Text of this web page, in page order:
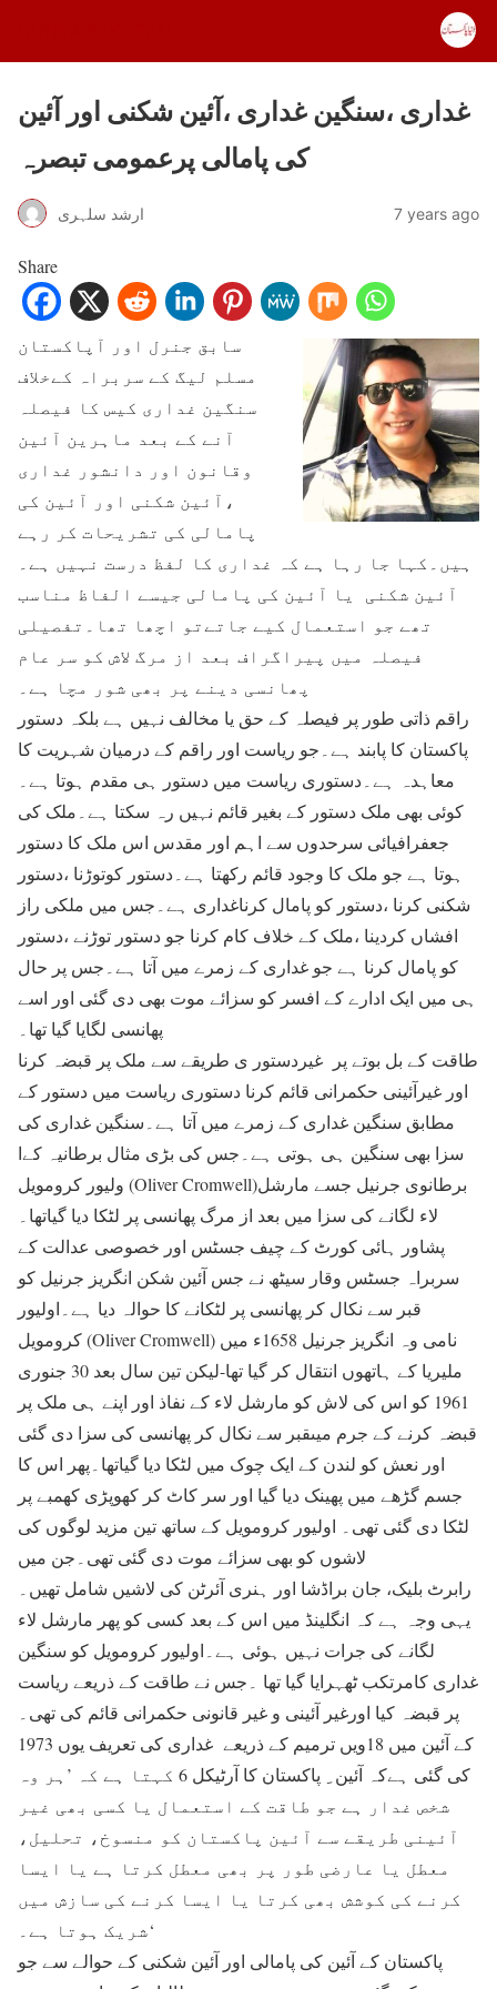
غداری ،سنگین غداری ،آئین شکنی اور آئین
کی پامالی پرعمومی تبصرہ
ارشد سلہری 7 years ago
Share
سابق جنرل اور آپاکستان
مسلم لیگ کے سربراہ کےخلاف
سنگین غداری کیس کا فیصلہ
آنے کے بعد ماہرین آئین
وقانون اور دانشور غداری
،آئین شکنی اور آئین کی
پامالی کی تشریحات کر رہے
ہیں۔کہا جا رہا ہے کہ غداری کا لفظ درست نہیں ہے۔
آئین شکنی یا آئین کی پامالی جیسے الفاظ مناسب
تھے جو استعمال کیے جاتےتو اچھا تھا۔تفصیلی
فیصلہ میں پیراگراف بعد از مرگ لاش کو سر عام
پھانسی دینے پر بھی شور مچا ہے۔
راقم ذاتی طور پر فیصلہ کے حق یا مخالف نہیں ہے بلکہ دستور
پاکستان کا پابند ہے۔جو ریاست اور راقم کے درمیان شہریت کا
معاہدہ ہے۔دستوری ریاست میں دستور ہی مقدم ہوتا ہے۔
کوئی بھی ملک دستور کے بغیر قائم نہیں رہ سکتا ہے۔ملک کی
جعفرافیائی سرحدوں سے اہم اور مقدس اس ملک کا دستور
ہوتا ہے جو ملک کا وجود قائم رکھتا ہے۔دستور کوتوڑنا ،دستور
شکنی کرنا ،دستور کو پامال کرناغداری ہے۔جس میں ملکی راز
افشاں کردینا ،ملک کے خلاف کام کرنا جو دستور توڑنے ،دستور
کو پامال کرنا ہے جو غداری کے زمرے میں آتا ہے۔جس پر حال
ہی میں ایک ادارے کے افسر کو سزائے موت بھی دی گئی اور اسے
پھانسی لگایا گیا تھا۔
طاقت کے بل بوتے پر غیردستور ی طریقے سے ملک پر قبضہ کرنا
اور غیرآئینی حکمرانی قائم کرنا دستوری ریاست میں دستور کے
مطابق سنگین غداری کے زمرے میں آتا ہے۔سنگین غداری کی
سزا بھی سنگین ہی ہوتی ہے۔جس کی بڑی مثال برطانیہ کےا
ولیور کرومویل (Oliver Cromwell)برطانوی جرنیل جسے مارشل
لاء لگانے کی سزا میں بعد از مرگ پھانسی پر لٹکا دیا گیاتھا۔
پشاور ہائی کورٹ کے چیف جسٹس اور خصوصی عدالت کے
سربراہ جسٹس وقار سیٹھ نے جس آئین شکن انگریز جرنیل کو
قبر سے نکال کر پھانسی پر لٹکانے کا حوالہ دیا ہے۔اولیور
کرومویل (Oliver Cromwell) نامی وہ انگریز جرنیل 1658ء میں
ملیریا کے ہاتھوں انتقال کر گیا تھا-لیکن تین سال بعد 30 جنوری
1961 کو اس کی لاش کو مارشل لاء کے نفاذ اور اپنے ہی ملک پر
قبضہ کرنے کے جرم میںقبر سے نکال کر پھانسی کی سزا دی گئی
اور نعش کو لندن کے ایک چوک میں لٹکا دیا گیاتھا۔پھر اس کا
جسم گڑھے میں پھینک دیا گیا اور سر کاٹ کر کھوپڑی کھمبے پر
لٹکا دی گئی تھی۔ اولیور کرومویل کے ساتھ تین مزید لوگوں کی
لاشوں کو بھی سزائے موت دی گئی تھی۔جن میں
رابرٹ بلیک، جان براڈشا اور ہنری آئرٹن کی لاشیں شامل تھیں۔
یہی وجہ ہے کہ انگلینڈ میں اس کے بعد کسی کو پھر مارشل لاء
لگانے کی جرات نہیں ہوئی ہے۔اولیور کرومویل کو سنگین
غداری کامرتکب ٹھہرایا گیا تھا ۔جس نے طاقت کے ذریعے ریاست
پر قبضہ کیا اورغیر آئینی و غیر قانونی حکمرانی قائم کی تھی۔
1973 کے آئین میں 18ویں ترمیم کے ذریعے غداری کی تعریف یوں
کی گئی ہےکہ آئین ِ پاکستان کا آرٹیکل 6 کہتا ہے کہ ’ہر وہ
شخص غدار ہے جو طاقت کے استعمال یا کسی بھی غیر
آئینی طریقے سے آئین پاکستان کو منسوخ، تحلیل،
معطل یا عارضی طور پر بھی معطل کرتا ہے یا ایسا
کرنے کی کوشش بھی کرتا یا ایسا کرنے کی سازش میں
شریک ہوتا ہے۔‘
پاکستان کے آئین کی پامالی اور آئین شکنی کے حوالے سے جو